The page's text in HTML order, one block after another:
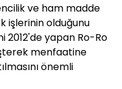
ve ham madde
işlerinin olduğunu
2012'de yapan Ro-Ro
menfaatine
önemli